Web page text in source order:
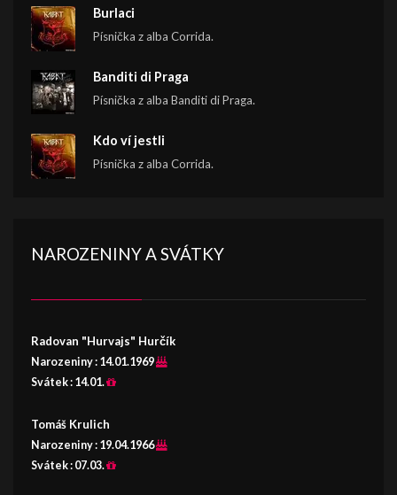
Burlaci
Písnička z alba Corrida.
Banditi di Praga
Písnička z alba Banditi di Praga.
Kdo ví jestli
Písnička z alba Corrida.
NAROZENINY A SVÁTKY
Radovan "Hurvajs" Hurčík
Narozeniny : 14.01.1969
Svátek : 14.01.
Tomáš Krulich
Narozeniny : 19.04.1966
Svátek : 07.03.